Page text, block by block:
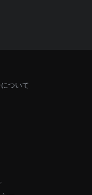
ついて